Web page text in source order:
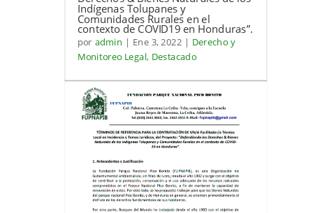
Indígenas Tolupanes y
Comunidades Rurales en el
contexto de COVID19 en Honduras”.
por admin | Ene 3, 2022| Derecho y
Monitoreo Legal, Destacado